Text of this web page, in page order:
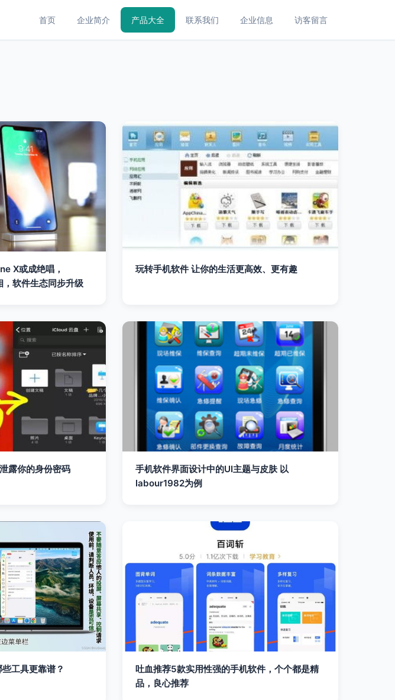
首页 企业简介 产品大全 联系我们 企业信息 访客留言
X或成绝唱，
软件生态同步升级
玩转手机软件 让你的生活更高效、更有趣
露你的身份密码
手机软件界面设计中的UI主题与皮肤 以
labour1982为例
工具更靠谱？
吐血推荐5款实用性强的手机软件，个个都是精
品，良心推荐